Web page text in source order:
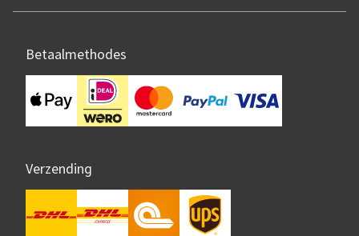
Betaalmethodes
Verzending